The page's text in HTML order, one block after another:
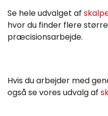
Se hele udvalget af
hvor du finder flere
præcisionsarbejde.
Hvis du arbejder med
også se vores udvalg af